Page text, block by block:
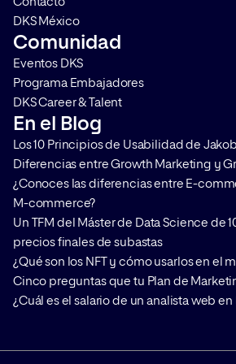
resumen, se tiene que ir enseñando
defender, crear y atacar.
Infantil: Es una categoría más
y niñas tienen entre 12 y 13 años.
pueden ir obteniendo
del fútbol y pueden tener un mejor
ellas. En esta categoría los
empezarán a jugar en campo de
conocimientos que se han ido
anteriores, los niños y niñas
enseñanza del entrenador como, por
paredes, cambios de orientación,
ayudas constantes. Aparte, el
a enseñar a crear y utilizar
DKS México
Comunidad
Eventos DKS
Programa Embajadores
DKS Career & Talent
En el Blog
Los 10 Principios de Usabilidad de
Diferencias entre Growth Marketing y
¿Conoces las diferencias entre E-
M-commerce?
Un TFM del Máster de Data Science de
precios finales de subastas
¿Qué son los NFT y cómo usarlos en el
Cinco preguntas que tu Plan de
¿Cuál es el salario de un analista web en